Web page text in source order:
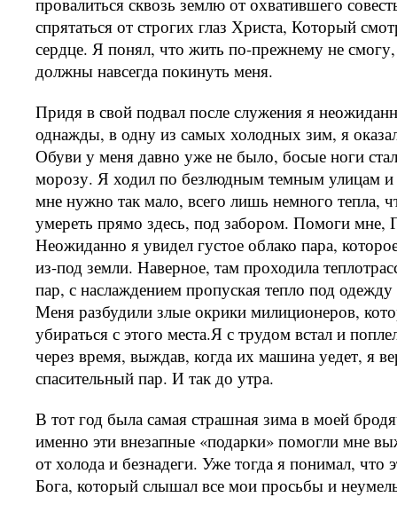
спрятаться от строгих глаз Христа, Который
сердце. Я понял, что жить по-прежнему не
должны навсегда покинуть меня.
Придя в свой подвал после служения я
однажды, в одну из самых холодных зим, я
Обуви у меня давно уже не было, босые ноги
морозу. Я ходил по безлюдным темным улицам и
мне нужно так мало, всего лишь немного тепла,
умереть прямо здесь, под забором. Помоги мне,
Неожиданно я увидел густое облако пара,
из-под земли. Наверное, там проходила
пар, с наслаждением пропуская тепло под одежду
Меня разбудили злые окрики милиционеров,
убираться с этого места.Я с трудом встал и
через время, выждав, когда их машина уедет, я
спасительный пар. И так до утра.
В тот год была самая страшная зима в моей
именно эти внезапные «подарки» помогли мне
от холода и безнадеги. Уже тогда я понимал,
Бога, который слышал все мои просьбы и